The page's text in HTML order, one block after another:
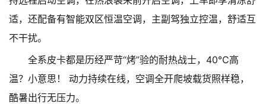
适，还配备有智能双区恒温空调，主副驾独立控温，舒适互
不干扰。
全系皮卡都是历经严苛“烤”验的耐热战士，40℃高
温？小意思！ 动力持续在线，空调全开爬坡载货照样稳，
酷暑出行无压力。